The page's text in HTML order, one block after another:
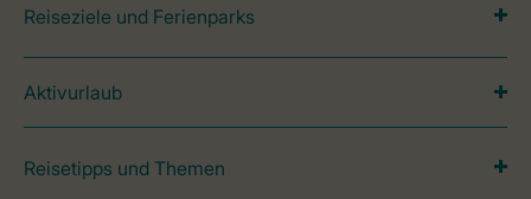
Reiseziele und Ferienparks
Aktivurlaub
Reisetipps und Themen